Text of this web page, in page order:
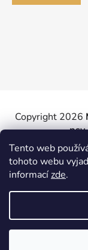
Tento web
tohoto webu
informacízde.
Copyright 2026
psy